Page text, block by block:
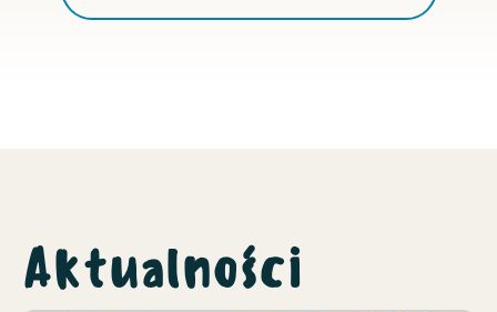
Aktualności